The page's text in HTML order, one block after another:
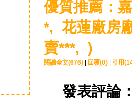
優質推薦：
*, 花蓮廠房
賣***, )
閱讀全文(676) 回覆(0) 引用
發表評論